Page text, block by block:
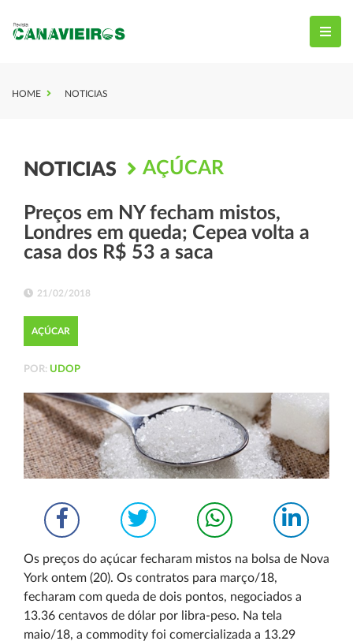
HOME NOTICIAS
NOTICIAS AÇÚCAR
Preços em NY fecham mistos,
Londres em queda; Cepea volta a
casa dos R$ 53 a saca
21/02/2018
AÇÚCAR
POR: UDOP
Os preços do açúcar fecharam mistos na bolsa de Nova
York ontem (20). Os contratos para março/18,
fecharam com queda de dois pontos, negociados a
13.36 centavos de dólar por libra-peso. Na tela
maio/18, a commodity foi comercializada a 13.29